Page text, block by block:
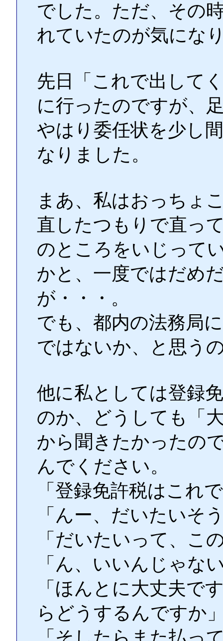
でした。ただ、その
れていたのが気にな
先日「これで出して
に行ったのですが、
やはり委任状を少し
なりました。
まあ、私はおっちょ
直したつもりで直っ
のところをいじって
かと、一度ではだめ
が・・・。
でも、都内の法務局
ではないか、と思う
他に私としては登録
のか、どうしても「
から聞きたかったの
んでください。
「登録免許税はこれ
「んー、だいたいそ
「だいたいって、こ
「ん、いいんじゃな
「ほんとに大丈夫で
らどうするんですか